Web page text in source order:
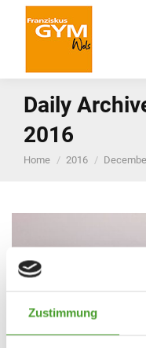
Zustimmung
Daily
2016
You are here:
Home 2016